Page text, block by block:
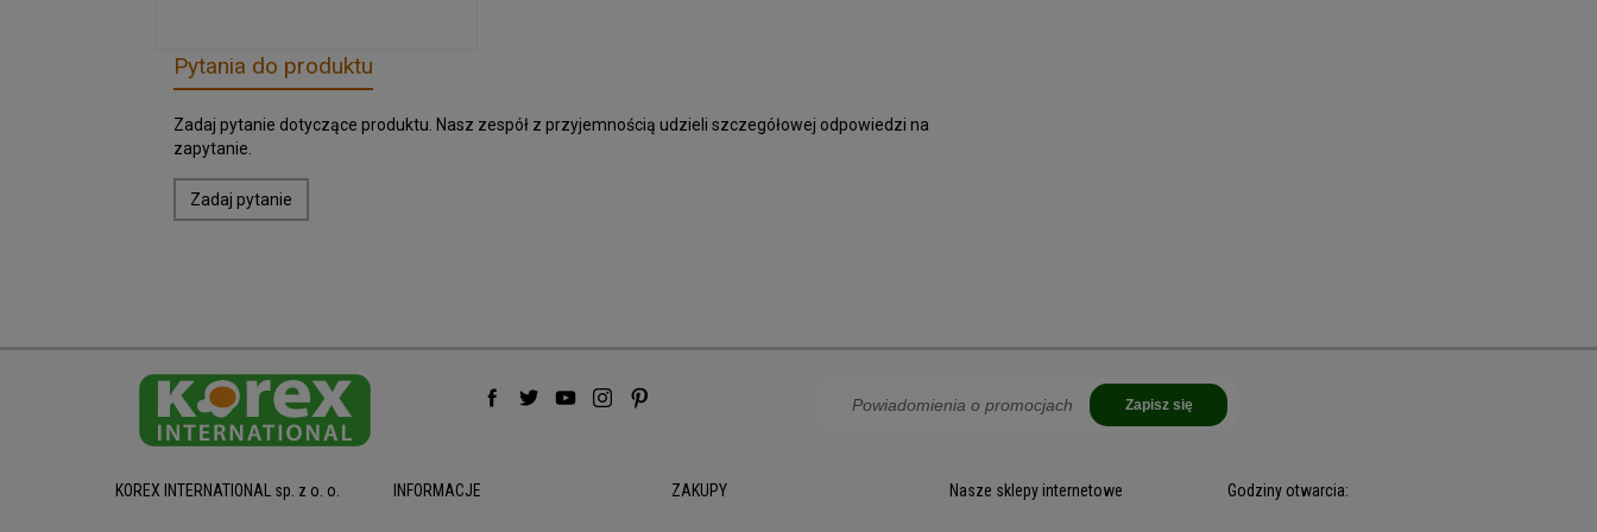
Pytania do produktu
Zadaj pytanie dotyczące produktu. Nasz zespół z przyjemnością udzieli szczegółowej odpowiedzi na
zapytanie.
Zadaj pytanie
Zapisz się
KOREX INTERNATIONAL sp. z o. o. INFORMACJE ZAKUPY Nasze sklepy internetowe Godziny otwarcia: